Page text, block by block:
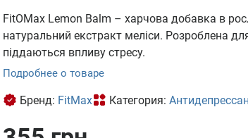
FitOMax Lemon Balm – харчова добавка в
натуральний екстракт меліси. Розроблена
піддаються впливу стресу.
Подробнее о товаре
Бренд: FitMax Категория: